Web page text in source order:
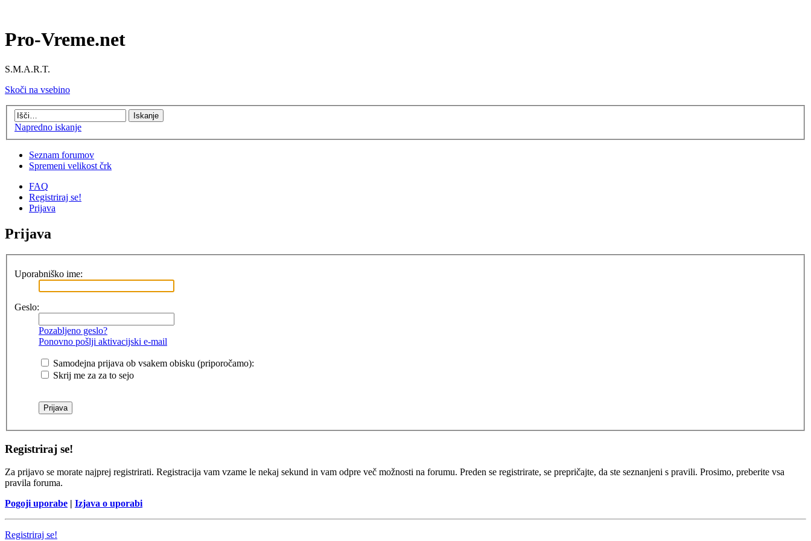
Pro-Vreme.net
S.M.A.R.T.
Skoči na vsebino
Napredno iskanje
Seznam forumov
Spremeni velikost črk
FAQ
Registriraj se!
Prijava
Prijava
Uporabniško ime:
Geslo:
Pozabljeno geslo?
Ponovno pošlji aktivacijski e-mail
Samodejna prijava ob vsakem obisku (priporočamo):
Skrij me za za to sejo
Registriraj se!
Za prijavo se morate najprej registrirati. Registracija vam vzame le nekaj sekund in vam odpre več možnosti na forumu. Preden se registrirate, se prepričajte, da ste seznanjeni s pravili. Prosimo, preberite vsa
pravila foruma.
Pogoji uporabe | Izjava o uporabi
Registriraj se!